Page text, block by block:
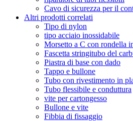
Cavo di sicurezza per il
Altri prodotti correlati
Tipo di nylon
tipo acciaio inossidabile
Morsetto a C con rondella
Fascetta stringitubo del
Piastra di base con dado
Tappo e bullone
Tubo con rivestimento in
Tubo flessibile e conduttura
vite per cartongesso
Bullone e vite
Fibbia di fissaggio